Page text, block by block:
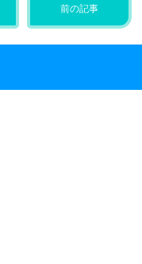
前の記事